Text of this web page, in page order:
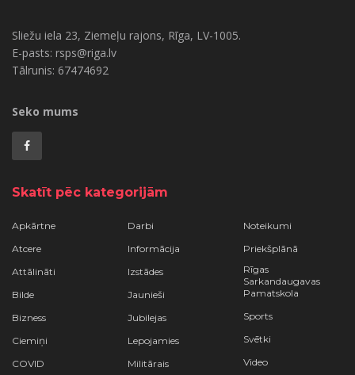
Sliežu iela 23, Ziemeļu rajons, Rīga, LV-1005.
E-pasts: rsps@riga.lv
Tālrunis: 67474692
Seko mums
Skatīt pēc kategorijām
Apkārtne
Atcere
Attālināti
Bilde
Bizness
Ciemiņi
COVID
Darbi
Informācija
Izstādes
Jaunieši
Jubilejas
Lepojamies
Militārais
Noteikumi
Priekšplānā
Rīgas
Sarkandaugavas
Pamatskola
Sports
Svētki
Video